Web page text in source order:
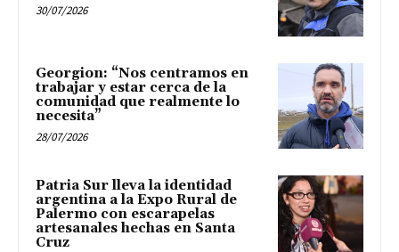
30/07/2026
Georgion: “Nos centramos en
trabajar y estar cerca de la
comunidad que realmente lo
necesita”
28/07/2026
Patria Sur lleva la identidad
argentina a la Expo Rural de
Palermo con escarapelas
artesanales hechas en Santa
Cruz